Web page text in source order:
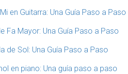
en Guitarra: Una Guía Paso a Paso
Fa Mayor: Una Guía Paso a Paso
de Sol: Una Guía Paso a Paso
en piano: Una guía paso a paso